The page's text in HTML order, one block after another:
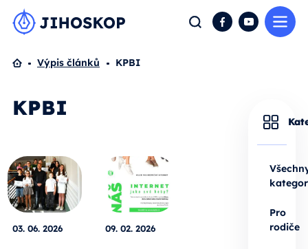
Hledat FacebookYouTube
Domů
Výpis článků KPBI
KPBI
03. 06. 2026 09. 02. 2026
Pro
rodiče